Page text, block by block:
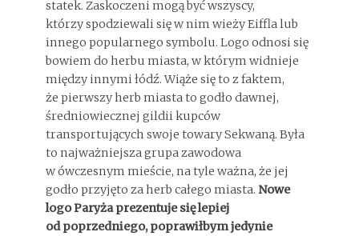
statek. Zaskoczeni mogą być wszyscy,
którzy spodziewali się w nim wieży Eiffla lub
innego popularnego symbolu. Logo odnosi się
bowiem do herbu miasta, w którym widnieje
między innymi łódź. Wiąże się to z faktem,
że pierwszy herb miasta to godło dawnej,
średniowiecznej gildii kupców
transportujących swoje towary Sekwaną. Była
to najważniejsza grupa zawodowa
w ówczesnym mieście, na tyle ważna, że jej
godło przyjęto za herb całego miasta. Nowe
logo Paryża prezentuje się lepiej
od poprzedniego, poprawiłbym jedynie